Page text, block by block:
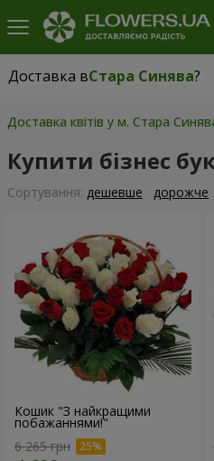
Доставка вСтара Синява?
Доставка вСтара Синява|
Доставка квітів у м. Стара
Купити бізнес
Сортування: дешевше дорожче
Кошик "З найкращими
побажаннями!"
6 265 грн